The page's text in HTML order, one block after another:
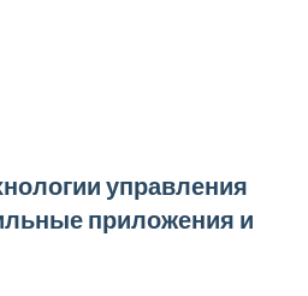
управления
приложения и